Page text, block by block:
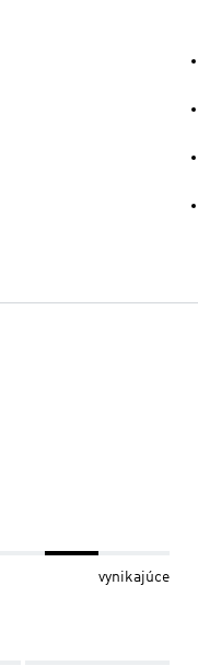
vynikajúce